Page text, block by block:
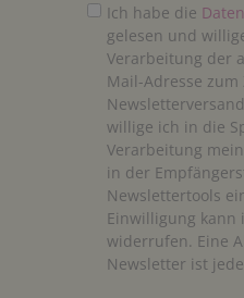
Ich habe die
gelesen und
Verarbeitung der
Mail-Adresse zum
willige ich in die
Verarbeitung
in der
Newslettertools
Einwilligung kann
widerrufen. Eine
Newsletter ist